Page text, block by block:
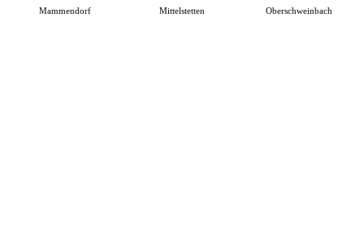
Mammendorf Mittelstetten Oberschweinbach